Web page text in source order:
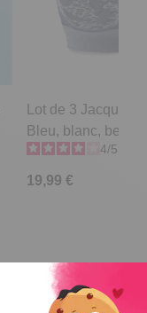
Lot de 3
Bleu, blanc, beige
4/5
19,99 €